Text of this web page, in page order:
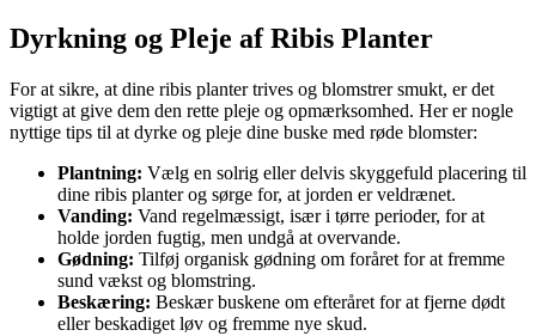
Dyrkning og Pleje af Ribis Planter
For at sikre, at dine ribis planter trives og blomstrer smukt, er det
vigtigt at give dem den rette pleje og opmærksomhed. Her er nogle
nyttige tips til at dyrke og pleje dine buske med røde blomster:
Plantning: Vælg en solrig eller delvis skyggefuld placering til
dine ribis planter og sørge for, at jorden er veldrænet.
Vanding: Vand regelmæssigt, især i tørre perioder, for at
holde jorden fugtig, men undgå at overvande.
Gødning: Tilføj organisk gødning om foråret for at fremme
sund vækst og blomstring.
Beskæring: Beskær buskene om efteråret for at fjerne dødt
eller beskadiget løv og fremme nye skud.